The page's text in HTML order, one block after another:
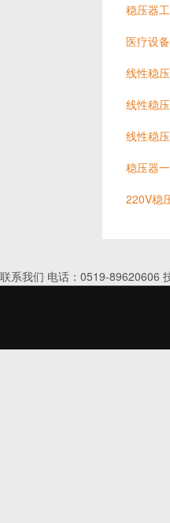
稳压器
医疗设
线性稳
线性稳
线性稳
稳压器
220V稳
联系我们 电话：0519-89620606